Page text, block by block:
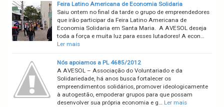
Feira Latino Americana de Economia Solidaria
Saiu ontem no final da tarde o grupo de empreendedores
que irão participar da Feira Latino Americana de
Economia Solidaria em Santa Maria. A AVESOL deseja
toda a força e muita luz para esses lutadores! A econ…
Ler mais
Nós apoiamos a PL 4685/2012
A AVESOL – Associação do Voluntariado e da
Solidariedade, há anos busca fortalecer os
empreendimentos solidários, promover ideologicamente
à autogestão, empoderar grupos para que possam
desenvolver sua própria economia e g… Ler mais